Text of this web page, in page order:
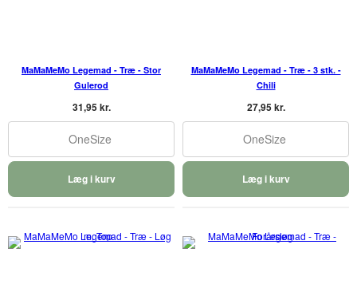
MaMaMeMo Legemad - Træ - Stor
Gulerod
31,95 kr.
OneSize
Læg i kurv
MaMaMeMo Legemad - Træ - 3 stk. -
Chili
27,95 kr.
OneSize
Læg i kurv